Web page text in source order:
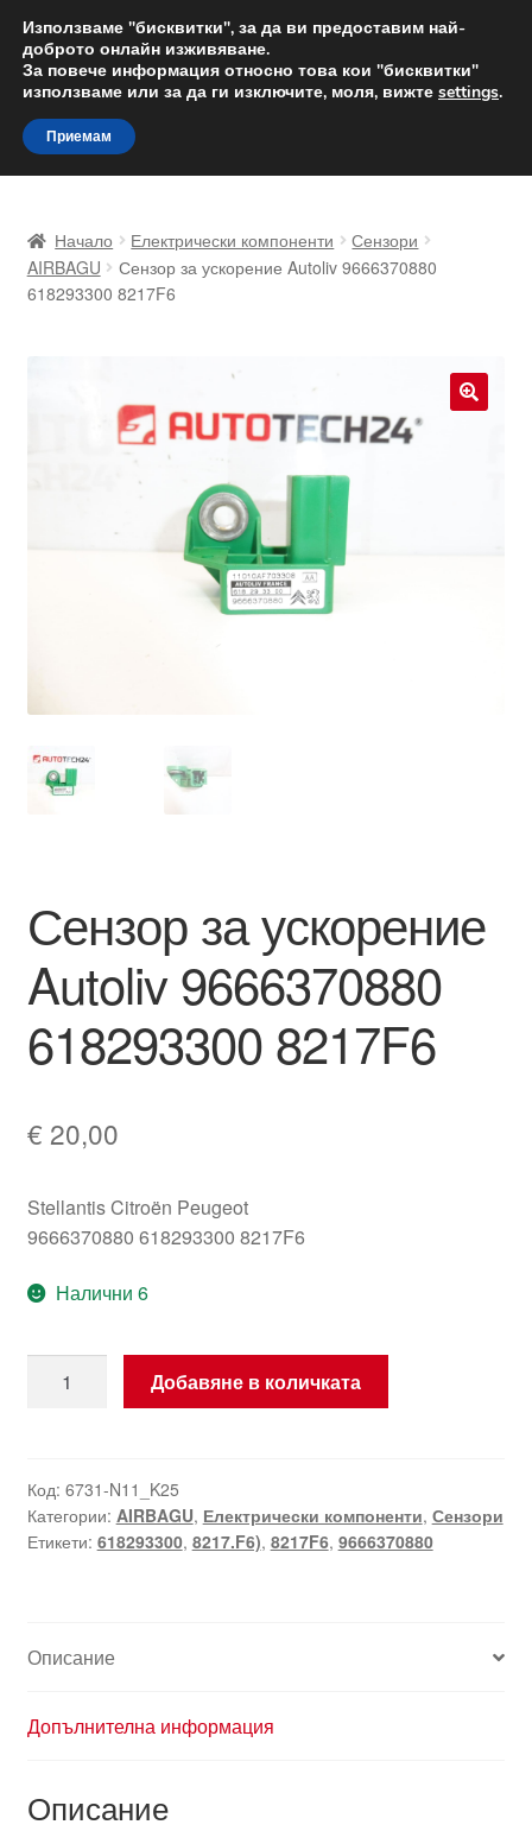
ДОСТАВКА от 12 лв.
Доставка по целия свят
Skip
to
navigation
Skip
to
content
Доставка по целия свят
Правила и условия
Транспорт
Начало Електрически компоненти
Сензори
AIRBAGU
Сензор за ускорение Autoliv 9666370880
618293300 8217F6
Сензор за ускорение
Autoliv 9666370880
618293300 8217F6
€ 20,00
Stellantis Citroën Peugeot
9666370880 618293300 8217F6
Налични 6
ускорение
Autoliv
9666370880
Добавяне в количката
Код: 6731-N11_K25
Категории: AIRBAGU, Електрически компоненти, Сензори
Етикети: 618293300, 8217.F6), 8217F6, 9666370880
Описание
Допълнителна информация
Описание
Използваме "бисквитки", за да ви предоставим най-
доброто онлайн изживяване.
За повече информация относно това кои "бисквитки"
използваме или за да ги изключите, моля, вижте settings.
Приемам